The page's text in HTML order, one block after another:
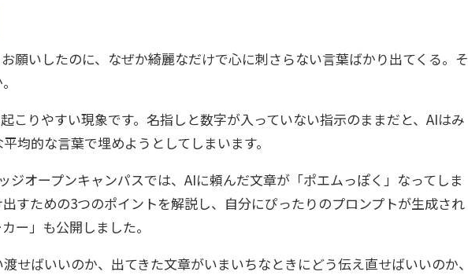
願いしたのに、なぜか綺麗なだけで心に刺さらない言葉ばかり出てくる。そ
こりやすい現象です。名指しと数字が入っていない指示のままだと、AIはみ
均的な言葉で埋めようとしてしまいます。
ジオープンキャンパスでは、AIに頼んだ文章が「ポエムっぽく」なってしま
すための3つのポイントを解説し、自分にぴったりのプロンプトが生成され
ー」も公開しました。
せばいいのか、出てきた文章がいまいちなときにどう伝え直せばいいのか、